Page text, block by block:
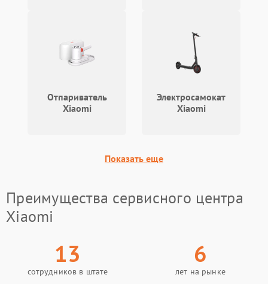
Отпариватель
Xiaomi
Электросамокат
Xiaomi
Показать еще
Преимущества сервисного центра
Xiaomi
13
сотрудников в штате
6
лет на рынке